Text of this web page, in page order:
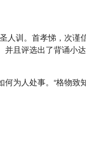
人训。首孝悌，次
且评选出了背诵小
为人处事。“格物致